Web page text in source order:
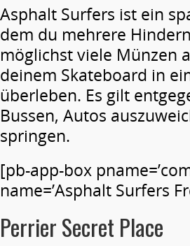
Asphalt Surfers ist ein
dem du mehrere
möglichst viele Münzen
deinem Skateboard in
überleben. Es gilt
Bussen, Autos
springen.
[pb-app-box
name=’Asphalt Surfers
Perrier Secret Place